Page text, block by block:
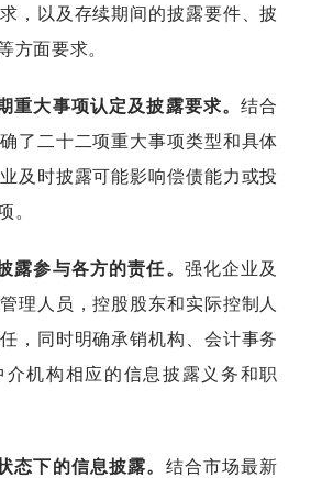
，以及存续期间的披露要件、披
方面要求。
重大事项认定及披露要求。结合
了二十二项重大事项类型和具体
及时披露可能影响偿债能力或投
。
露参与各方的责任。 强化企业及
理人员，控股股东和实际控制人
，同时明确承销机构、会计事务
机构相应的信息披露义务和职
态下的信息披露。 结合市场最新